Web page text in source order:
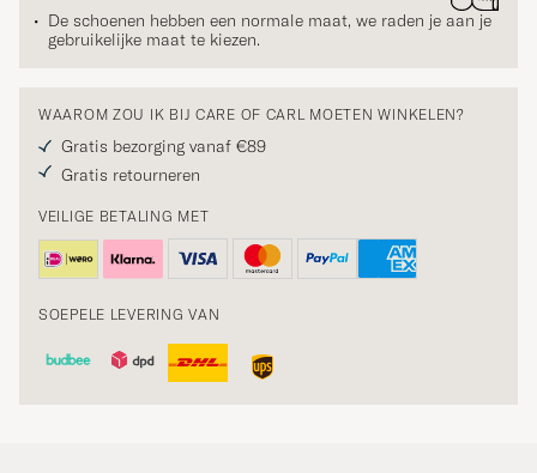
De schoenen hebben een normale maat, we raden je aan je
gebruikelijke maat te kiezen.
WAAROM ZOU IK BIJ CARE OF CARL MOETEN WINKELEN?
Gratis bezorging vanaf €89
Gratis retourneren
VEILIGE BETALING MET
SOEPELE LEVERING VAN